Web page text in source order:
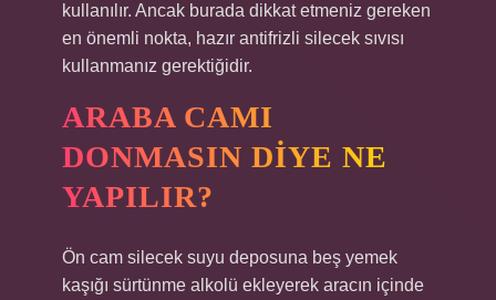
kullanılır. Ancak burada dikkat etmeniz gereken
en önemli nokta, hazır antifrizli silecek sıvısı
kullanmanız gerektiğidir.
ARABA CAMI
DONMASIN DIYE NE
YAPILIR?
Ön cam silecek suyu deposuna beş yemek
kaşığı sürtünme alkolü ekleyerek aracın içinde